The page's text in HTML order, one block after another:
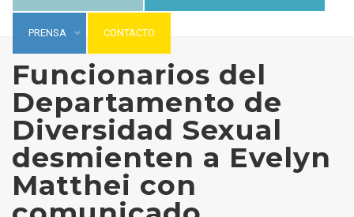
PRENSA CONTACTO
Funcionarios del
Departamento de
Diversidad Sexual
desmienten a Evelyn
Matthei con